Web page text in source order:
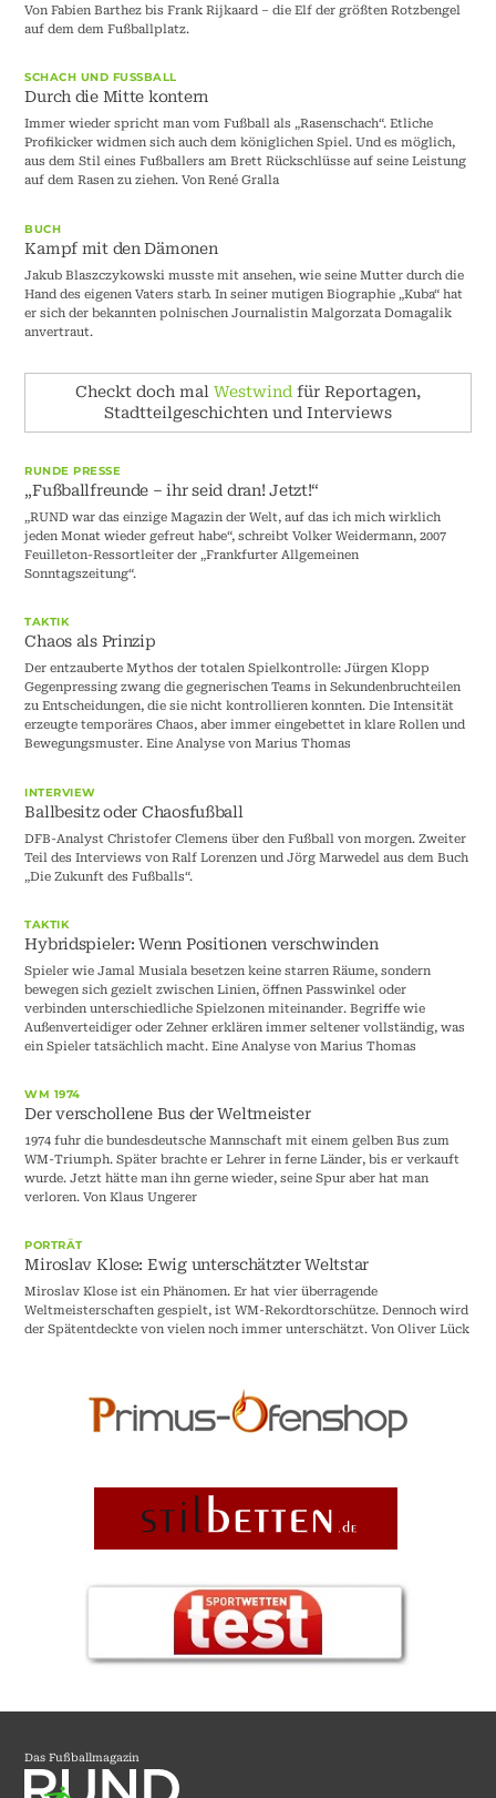
Von Fabien Barthez bis Frank Rijkaard – die Elf der größten Rotzbengel
auf dem dem Fußballplatz.
SCHACH UND FUSSBALL
Durch die Mitte kontern
Immer wieder spricht man vom Fußball als „Rasenschach“. Etliche
Profikicker widmen sich auch dem königlichen Spiel. Und es möglich,
aus dem Stil eines Fußballers am Brett Rückschlüsse auf seine Leistung
auf dem Rasen zu ziehen. Von René Gralla
BUCH
Kampf mit den Dämonen
Jakub Blaszczykowski musste mit ansehen, wie seine Mutter durch die
Hand des eigenen Vaters starb. In seiner mutigen Biographie „Kuba“ hat
er sich der bekannten polnischen Journalistin Malgorzata Domagalik
anvertraut.
Checkt doch mal Westwind für Reportagen,
Stadtteilgeschichten und Interviews
RUNDE PRESSE
„Fußballfreunde – ihr seid dran! Jetzt!“
„RUND war das einzige Magazin der Welt, auf das ich mich wirklich
jeden Monat wieder gefreut habe“, schreibt Volker Weidermann, 2007
Feuilleton-Ressortleiter der „Frankfurter Allgemeinen
Sonntagszeitung“.
TAKTIK
Chaos als Prinzip
Der entzauberte Mythos der totalen Spielkontrolle: Jürgen Klopp
Gegenpressing zwang die gegnerischen Teams in Sekundenbruchteilen
zu Entscheidungen, die sie nicht kontrollieren konnten. Die Intensität
erzeugte temporäres Chaos, aber immer eingebettet in klare Rollen und
Bewegungsmuster. Eine Analyse von Marius Thomas
INTERVIEW
Ballbesitz oder Chaosfußball
DFB-Analyst Christofer Clemens über den Fußball von morgen. Zweiter
Teil des Interviews von Ralf Lorenzen und Jörg Marwedel aus dem Buch
„Die Zukunft des Fußballs“.
TAKTIK
Hybridspieler: Wenn Positionen verschwinden
Spieler wie Jamal Musiala besetzen keine starren Räume, sondern
bewegen sich gezielt zwischen Linien, öffnen Passwinkel oder
verbinden unterschiedliche Spielzonen miteinander. Begriffe wie
Außenverteidiger oder Zehner erklären immer seltener vollständig, was
ein Spieler tatsächlich macht. Eine Analyse von Marius Thomas
WM 1974
Der verschollene Bus der Weltmeister
1974 fuhr die bundesdeutsche Mannschaft mit einem gelben Bus zum
WM-Triumph. Später brachte er Lehrer in ferne Länder, bis er verkauft
wurde. Jetzt hätte man ihn gerne wieder, seine Spur aber hat man
verloren. Von Klaus Ungerer
PORTRÄT
Miroslav Klose: Ewig unterschätzter Weltstar
Miroslav Klose ist ein Phänomen. Er hat vier überragende
Weltmeisterschaften gespielt, ist WM-Rekordtorschütze. Dennoch wird
der Spätentdeckte von vielen noch immer unterschätzt. Von Oliver Lück
Das Fußballmagazin